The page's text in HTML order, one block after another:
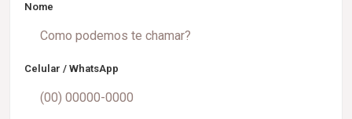
Nome
Celular / WhatsApp